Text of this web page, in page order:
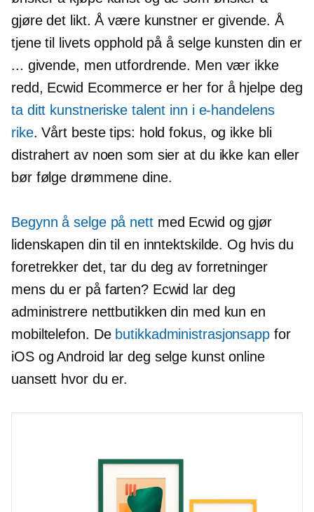
gjøre det likt. Å være kunstner er givende. Å
tjene til livets opphold på å selge kunsten din er
... givende, men utfordrende. Men vær ikke
redd, Ecwid Ecommerce er her for å hjelpe deg
ta ditt kunstneriske talent inn i e-handelens
rike. Vårt beste tips: hold fokus, og ikke bli
distrahert av noen som sier at du ikke kan eller
bør følge drømmene dine.
Begynn å selge på nettmed Ecwid og gjør
lidenskapen din til en inntektskilde. Og hvis du
foretrekker det, tar du deg av forretninger
mens du er på farten? Ecwid lar deg
administrere nettbutikken din med kun en
mobiltelefon. De butikkadministrasjonsappfor
iOS og Android lar deg selge kunst online
uansett hvor du er.